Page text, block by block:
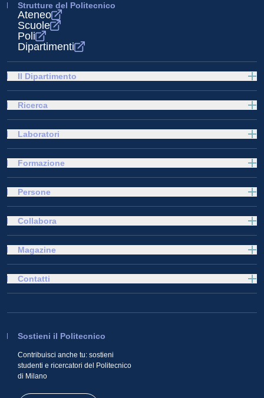
Strutture del Politecnico
Ateneo
Scuole
Poli
Dipartimenti
Il Dipartimento
Ricerca
Laboratori
Formazione
Persone
Collabora
Magazine
Sostieni il Politecnico
Contribuisci anche tu: sostieni
studenti e ricercatori del Politecnico
di Milano
Contatti